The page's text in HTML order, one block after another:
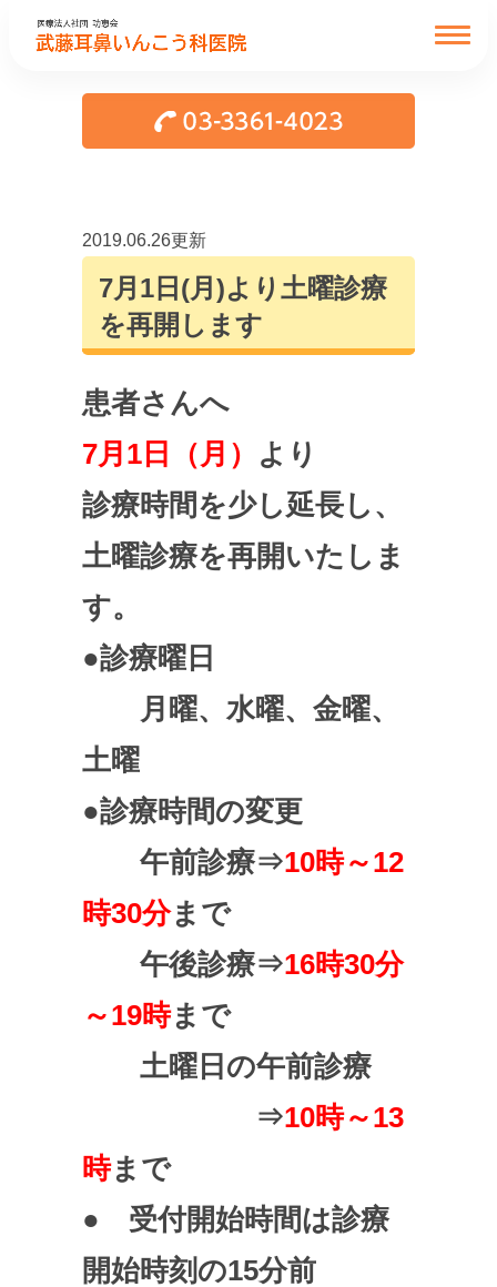
2019.06.26更新
7月1日(月)より土曜診療
を再開します
患者さんへ
7月1日（月）
より
診療時間を少し延長し、
土曜診療を再開いたしま
す。
●診療曜日
月曜、水曜、金曜、
土曜
●診療時間の変更
午前診療⇒10時～12
時30分まで
午後診療⇒16時30分
～19時まで
土曜日の午前診療
⇒10時～13
時まで
● 受付開始時間は診療
開始時刻の15分前